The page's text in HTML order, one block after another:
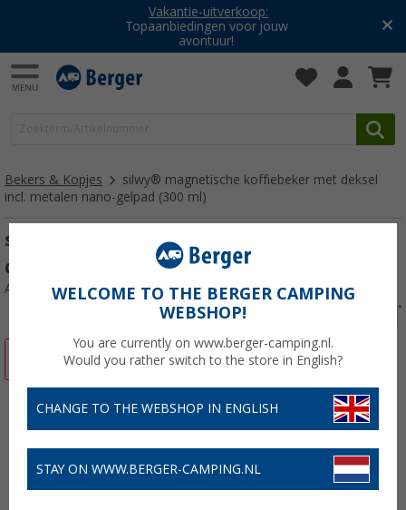
Vakantie-uitverkoop:
Topaanbiedingen voor jouw
avontuur!
Bekers & Kopjes
silwy® magnetische koffiebeker met deksel
incl. metalen nano-gelpad (300 ml)
silwy® magnetische koffiebeker met
deksel incl. metalen nano-gelpad (300 ml)
Artikelnr: 540801WELCOME TO THE BERGER CAMPING
WEBSHOP!
You are currently on www.berger-camping.nl.
Would you rather switch to the store in English?
CHANGE TO THE WEBSHOP IN ENGLISH
STAY ON WWW.BERGER-CAMPING.NL